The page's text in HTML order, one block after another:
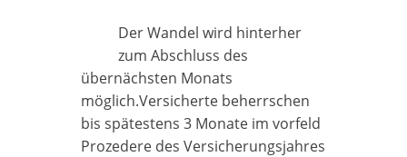
Der Wandel wird hinterher
zum Abschluss des
übernächsten Monats
möglich.Versicherte beherrschen
bis spätestens 3 Monate im vorfeld
Prozedere des Versicherungsjahres